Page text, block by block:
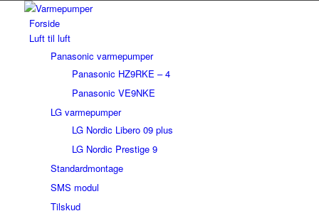
Forside
Luft til luft
Panasonic varmepumper
Panasonic HZ9RKE – 4
Panasonic VE9NKE
LG varmepumper
LG Nordic Libero 09 plus
LG Nordic Prestige 9
Standardmontage
SMS modul
Tilskud